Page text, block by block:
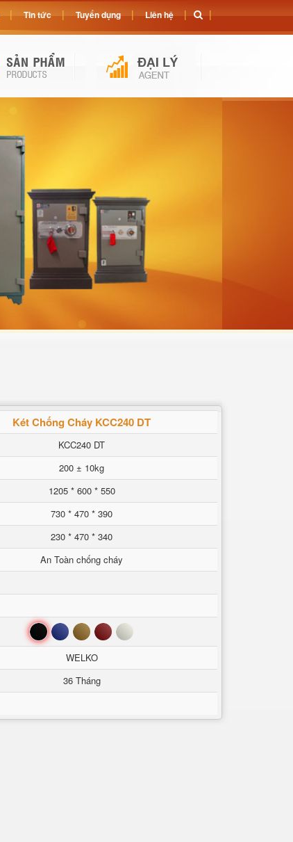
Két Chống Cháy KCC240 DT
KCC240 DT
200 ± 10kg
1205 * 600 * 550
730 * 470 * 390
230 * 470 * 340
An Toàn chống cháy
Đen Xanh Nâu Đỏ Trắng
WELKO
36 Tháng
Tin tức Tuyển dụng Liên hệ